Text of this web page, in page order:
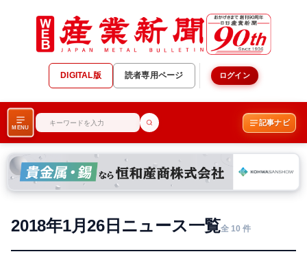
DIGITAL版 読者専用ページ ログイン
MENU
記事ナビ
2018年1月26日ニュース一覧全 10 件